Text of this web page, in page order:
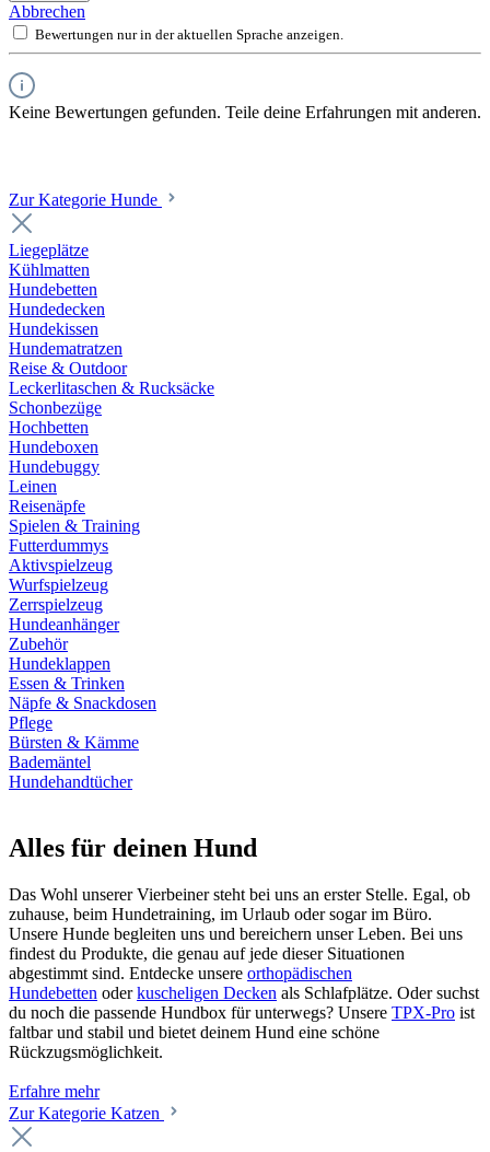
Abbrechen
Bewertungen nur in der aktuellen Sprache anzeigen.
Keine Bewertungen gefunden. Teile deine Erfahrungen mit anderen.
Zur Kategorie Hunde
Liegeplätze
Kühlmatten
Hundebetten
Hundedecken
Hundekissen
Hundematratzen
Reise & Outdoor
Leckerlitaschen & Rucksäcke
Schonbezüge
Hochbetten
Hundeboxen
Hundebuggy
Leinen
Reisenäpfe
Spielen & Training
Futterdummys
Aktivspielzeug
Wurfspielzeug
Zerrspielzeug
Hundeanhänger
Zubehör
Hundeklappen
Essen & Trinken
Näpfe & Snackdosen
Pflege
Bürsten & Kämme
Bademäntel
Hundehandtücher
Alles für deinen Hund
Das Wohl unserer Vierbeiner steht bei uns an erster Stelle. Egal, ob
zuhause, beim Hundetraining, im Urlaub oder sogar im Büro.
Unsere Hunde begleiten uns und bereichern unser Leben. Bei uns
findest du Produkte, die genau auf jede dieser Situationen
abgestimmt sind. Entdecke unsere orthopädischen
Hundebetten oderkuscheligen Decken als Schlafplätze. Oder suchst
du noch die passende Hundbox für unterwegs? Unsere TPX-Pro ist
faltbar und stabil und bietet deinem Hund eine schöne
Rückzugsmöglichkeit.
Erfahre mehr
Zur Kategorie Katzen